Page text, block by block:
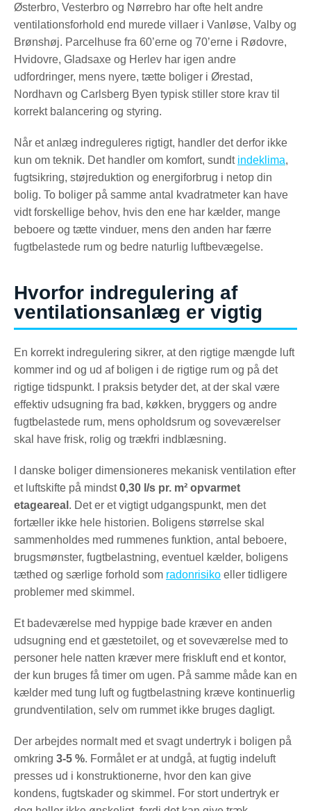
Østerbro, Vesterbro og Nørrebro har ofte helt andre
ventilationsforhold end murede villaer i Vanløse, Valby og
Brønshøj. Parcelhuse fra 60’erne og 70’erne i Rødovre,
Hvidovre, Gladsaxe og Herlev har igen andre
udfordringer, mens nyere, tætte boliger i Ørestad,
Nordhavn og Carlsberg Byen typisk stiller store krav til
korrekt balancering og styring.
Når et anlæg indreguleres rigtigt, handler det derfor ikke
kun om teknik. Det handler om komfort, sundt indeklima,
fugtsikring, støjreduktion og energiforbrug i netop din
bolig. To boliger på samme antal kvadratmeter kan have
vidt forskellige behov, hvis den ene har kælder, mange
beboere og tætte vinduer, mens den anden har færre
fugtbelastede rum og bedre naturlig luftbevægelse.
Hvorfor indregulering af
ventilationsanlæg er vigtig
En korrekt indregulering sikrer, at den rigtige mængde luft
kommer ind og ud af boligen i de rigtige rum og på det
rigtige tidspunkt. I praksis betyder det, at der skal være
effektiv udsugning fra bad, køkken, bryggers og andre
fugtbelastede rum, mens opholdsrum og soveværelser
skal have frisk, rolig og trækfri indblæsning.
I danske boliger dimensioneres mekanisk ventilation efter
et luftskifte på mindst0,30 l/s pr. m² opvarmet
etageareal . Det er et vigtigt udgangspunkt, men det
fortæller ikke hele historien. Boligens størrelse skal
sammenholdes med rummenes funktion, antal beboere,
brugsmønster, fugtbelastning, eventuel kælder, boligens
tæthed og særlige forhold som radonrisiko eller tidligere
problemer med skimmel.
Et badeværelse med hyppige bade kræver en anden
udsugning end et gæstetoilet, og et soveværelse med to
personer hele natten kræver mere friskluft end et kontor,
der kun bruges få timer om ugen. På samme måde kan en
kælder med tung luft og fugtbelastning kræve kontinuerlig
grundventilation, selv om rummet ikke bruges dagligt.
Der arbejdes normalt med et svagt undertryk i boligen på
omkring 3-5 %. Formålet er at undgå, at fugtig indeluft
presses ud i konstruktionerne, hvor den kan give
kondens, fugtskader og skimmel. For stort undertryk er